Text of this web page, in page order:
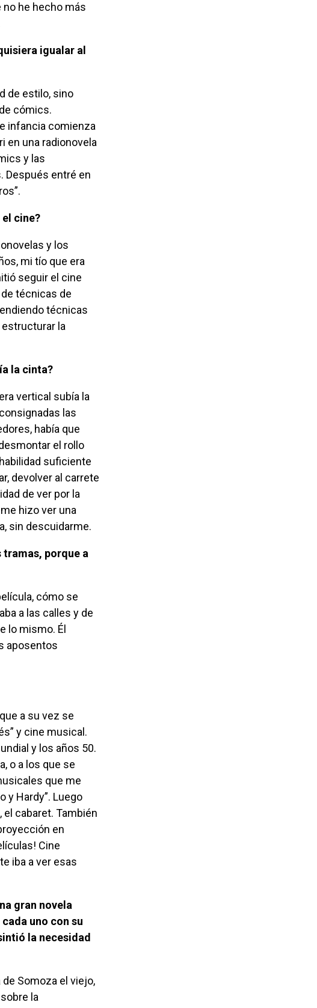
he hecho más
cómics.
infancia comienza
en una radionovela
y las
Después entré en
el cine?
mi tío que era
seguir el cine
técnicas de
técnicas
estructurar la
la cinta?
las
había que
el rollo
suficiente
devolver al carrete
de ver por la
hizo ver una
sin descuidarme.
a las calles y de
lo mismo. Él
aposentos
y cine musical.
y los años 50.
o a los que se
que me
y Hardy”. Luego
cabaret. También
en
Cine
iba a ver esas
uno con su
la necesidad
la